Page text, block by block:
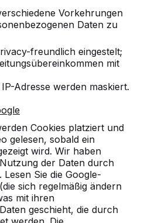
Vorkehrungen
Daten zu
freundlich eingestelt;
mit
Adresse werden maskiert.
Cookies platziert und
gelesen, sobald ein
wird. Wir haben
der Daten durch
Sie die Google-
sich regelmäßig ändern
mit ihren
geschieht, die durch
suchen